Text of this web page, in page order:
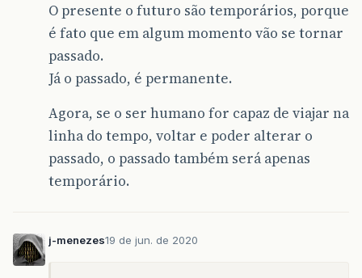
O presente o futuro são temporários, porque
é fato que em algum momento vão se tornar
passado.
Já o passado, é permanente.
Agora, se o ser humano for capaz de viajar na
linha do tempo, voltar e poder alterar o
passado, o passado também será apenas
temporário.
j-menezes19 de jun. de 2020